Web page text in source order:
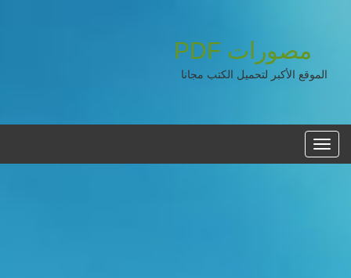
مصورات PDF
الموقع الأكبر لتحميل الكتب مجانا
القائمه
الرئيسية